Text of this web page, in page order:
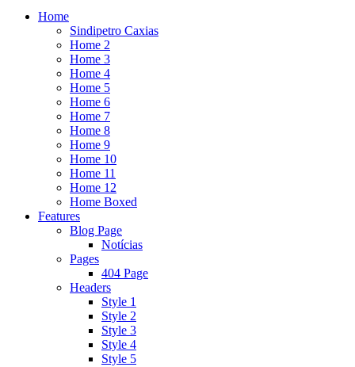
Home
Sindipetro Caxias
Home 2
Home 3
Home 4
Home 5
Home 6
Home 7
Home 8
Home 9
Home 10
Home 11
Home 12
Home Boxed
Features
Blog Page
Notícias
Pages
404 Page
Headers
Style 1
Style 2
Style 3
Style 4
Style 5